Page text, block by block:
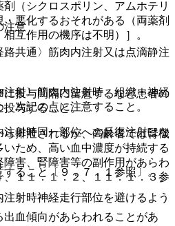
注意
共通〉筋肉内注射又は点滴静注
射〉筋肉内注射時、組織・神経
次記の点に注意すること。
射時同一部位への反復注射はな
ること〔９．７．１参照〕。
射時神経走行部位を避けるよう
（シクロスポリン、アムホテリ
悪化するおそれがある（両薬剤
互作用の機序は不明）］。
投与間隔に留意するなど患者の
投与すること。
排泄されるが、高齢者では腎機
ため、高い血中濃度が持続する
害、腎障害等の副作用があらわ
１１．１．２、１１．１．３参
血傾向があらわれることがあ